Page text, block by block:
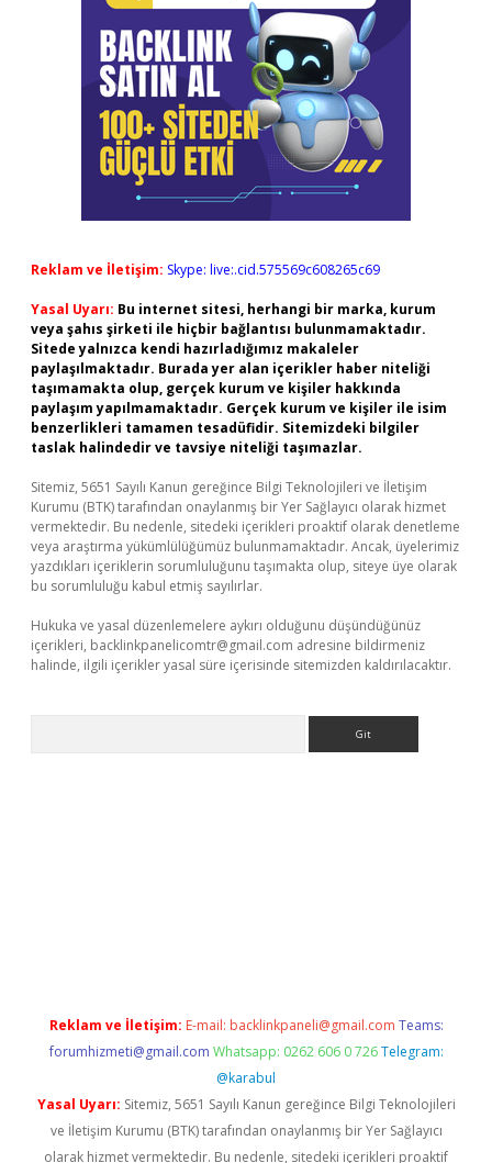
Reklam ve İletişim: Skype: live:.cid.575569c608265c69
Yasal Uyarı: Bu internet sitesi, herhangi bir marka, kurum
veya şahıs şirketi ile hiçbir bağlantısı bulunmamaktadır.
Sitede yalnızca kendi hazırladığımız makaleler
paylaşılmaktadır. Burada yer alan içerikler haber niteliği
taşımamakta olup, gerçek kurum ve kişiler hakkında
paylaşım yapılmamaktadır. Gerçek kurum ve kişiler ile isim
benzerlikleri tamamen tesadüfidir. Sitemizdeki bilgiler
taslak halindedir ve tavsiye niteliği taşımazlar.
Sitemiz, 5651 Sayılı Kanun gereğince Bilgi Teknolojileri ve İletişim
Kurumu (BTK) tarafından onaylanmış bir Yer Sağlayıcı olarak hizmet
vermektedir. Bu nedenle, sitedeki içerikleri proaktif olarak denetleme
veya araştırma yükümlülüğümüz bulunmamaktadır. Ancak, üyelerimiz
yazdıkları içeriklerin sorumluluğunu taşımakta olup, siteye üye olarak
bu sorumluluğu kabul etmiş sayılırlar.
Hukuka ve yasal düzenlemelere aykırı olduğunu düşündüğünüz
içerikleri, backlinkpanelicomtr@gmail.com adresine bildirmeniz
halinde, ilgili içerikler yasal süre içerisinde sitemizden kaldırılacaktır.
Reklam ve İletişim: E-mail: backlinkpaneli@gmail.com Teams:
forumhizmeti@gmail.com Whatsapp: 0262 606 0 726 Telegram:
@karabul
Yasal Uyarı: Sitemiz, 5651 Sayılı Kanun gereğince Bilgi Teknolojileri
ve İletişim Kurumu (BTK) tarafından onaylanmış bir Yer Sağlayıcı
olarak hizmet vermektedir. Bu nedenle, sitedeki içerikleri proaktif